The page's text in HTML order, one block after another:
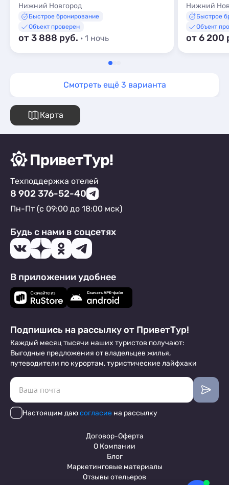
Нижний Новгород
Быстрое бронирование
Объект проверен
от 3 888 руб. · 1 ночь
Нижний
Быстрое
Объект
от 6 200
Смотреть ещё 3 варианта
Карта
Техподдержка отелей
8 902 376-52-40
Пн-Пт (с 09:00 до 18:00 мск)
Будь с нами в соцсетях
В приложении удобнее
Подпишись на рассылку от ПриветТур!
Каждый месяц тысячи наших туристов получают:
Выгодные предложения от владельцев жилья,
путеводители по курортам, туристические лайфхаки
Настоящим даюсогласие на рассылку
Договор-Оферта
О Компании
Блог
Маркетинговые материалы
Отзывы отельеров